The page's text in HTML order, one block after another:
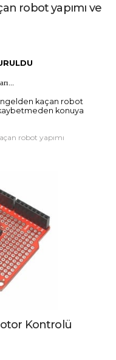
robot yapımı ve
kaçan robot
konuya
robot yapımı
Kontrolü